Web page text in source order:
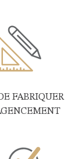
FABRIQUER